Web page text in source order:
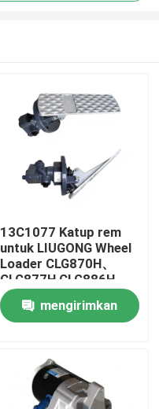
13C1077 Katup rem
untuk LIUGONG Wheel
Loader CLG870H、
CLG877H CLG886H、
CLG888H
mengirimkan